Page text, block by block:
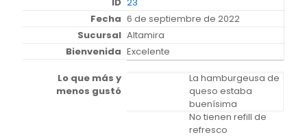
23
6 de septiembre de 2022
Altamira
Excelente
La hamburgeusa de
queso estaba
buenísima
No tienen refill de
refresco